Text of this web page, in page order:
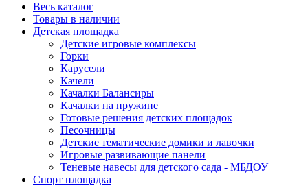
Весь каталог
Товары в наличии
Детская площадка
Детские игровые комплексы
Горки
Карусели
Качели
Качалки Балансиры
Качалки на пружине
Готовые решения детских площадок
Песочницы
Детские тематические домики и лавочки
Игровые развивающие панели
Теневые навесы для детского сада - МБДОУ
Спорт площадка